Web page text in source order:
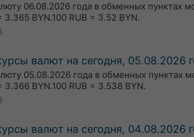
06.08.2026 года в обменных пунктах
3.365 BYN.100 RUB = 3.52 BYN.
валют на сегодня, 05.08.2026
05.08.2026 года в обменных пунктах
3.366 BYN.100 RUB = 3.538 BYN.
валют на сегодня, 04.08.2026